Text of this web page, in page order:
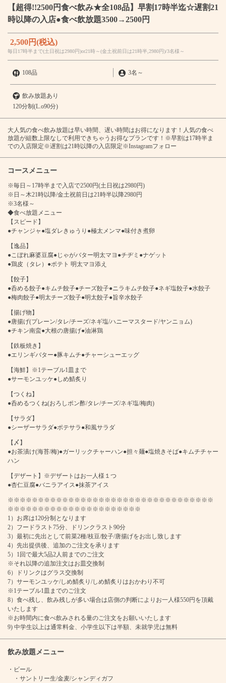
【超得!!2500円食べ飲み★全108品】早割17時半迄☆遅割21
時以降の入店●食べ飲放題3500→2500円
2,500円(税込)
毎日17時半まで(土日祝は2980円)or21時～(金土祝前日は21時半,2980円)/3名様～
108品 3名 ～
飲み放題あり
120分制(L.o90分)
大人気の食べ飲み放題は早い時間、遅い時間はお得になります！人気の食べ
放題が組数上限なしで利用できちゃうお得なプランです！※早割は17時半ま
での入店限定※遅割は21時以降の入店限定※Instagramフォロー
コースメニュー
※毎日～17時半まで入店で2500円(土日祝は2980円)
※日～木21時以降/金土祝前日は21時半以降2980円
※3名様～
◆食べ放題メニュー
【スピード】
●チャンジャ●塩ダレきゅうり●極太メンマ●味付き煮卵
【逸品】
●こぼれ麻婆豆腐●じゃがバター明太マヨ●チヂミ●ナゲット
●鶏皮（タレ）●ポテト 明太マヨ添え
【餃子】
●呑める餃子●キムチ餃子●チーズ餃子●ニラキムチ餃子●ネギ塩餃子●水餃子
●梅肉餃子●明太チーズ餃子●明太餃子●旨辛水餃子
【揚げ物】
●唐揚げ(プレーン/タレ/チーズ/ネギ塩/ハニーマスタード/ヤンニョム)
●チキン南蛮●大根の唐揚げ●油淋鶏
【鉄板焼き】
●エリンギバター●豚キムチ●チャーシューエッグ
【海鮮】※1テーブル1皿まで
●サーモンユッケ●しめ鯖炙り
【つくね】
●呑めるつくね(おろしポン酢/タレ/チーズ/ネギ塩/梅肉)
【サラダ】
●シーザーサラダ●ポテサラ●和風サラダ
【〆】
●お茶漬け(海苔/梅)●ガーリックチャーハン●担々麺●塩焼きそば●キムチチャー
ハン
【デザート】※デザートはお一人様１つ
●杏仁豆腐●バニラアイス●抹茶アイス
※※※※※※※※※※※※※※※※※※※※※※※※※※※※※※※※※※
※※※※※※※※※※※※※※※※※※※※※※
1）お席は120分制となります
2）フードラスト75分、ドリンクラスト90分
3）最初に先出として前菜2種/枝豆/餃子/唐揚げをお出し致します
4）先出提供後、追加のご注文を承ります
5）1回で最大5品2人前までのご注文
※それ以降の追加注文はお皿交換制
6）ドリンクはグラス交換制
7）サーモンユッケ/しめ鯖炙り/しめ鯖炙りはおかわり不可
※1テーブル1皿までのご注文
8）食べ残し、飲み残しが多い場合は店側の判断によりお一人様550円を頂戴
いたします
※お時間内に食べ飲みされる量のご注文をお願いいたします
9) 中学生以上は通常料金、小学生以下は半額、未就学児は無料
飲み放題メニュー
・ビール
・サントリー生/金麦/シャンディガフ
この店舗情報をシェアする
【超得!!2500円食べ飲み★全108品】早割17時半迄☆遅割21
時以降の入店●食べ飲放題3500→2500円 | 餃子酒場 肉汁とっ
つぁん 池袋西口店【食べ飲み放題・個室完備】
東京都豊島区西池袋１-13-1 タグリート池袋2・3階
https://tottsuanikebukuro.owst.jp/courses/195362716
閉じる